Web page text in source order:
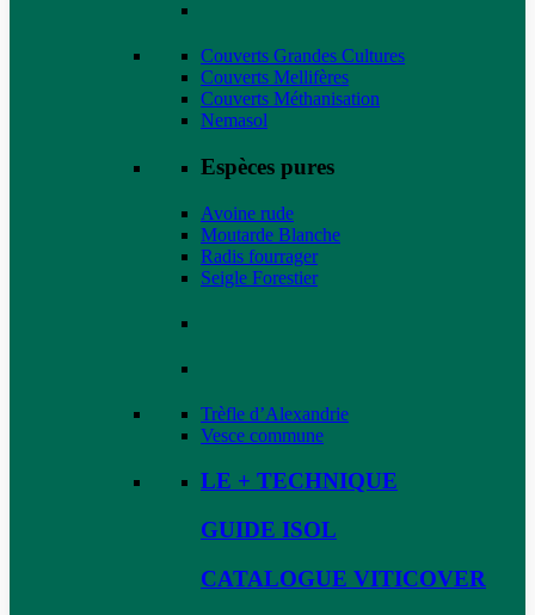
Couverts Grandes Cultures
Couverts Mellifères
Couverts Méthanisation
Nemasol
Espèces pures
Avoine rude
Moutarde Blanche
Radis fourrager
Seigle Forestier
Trèfle d’Alexandrie
Vesce commune
LE + TECHNIQUE
GUIDE ISOL
CATALOGUE VITICOVER